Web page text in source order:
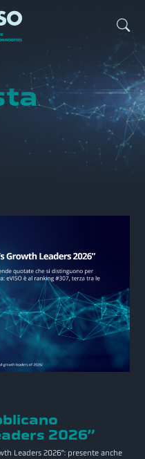
2026”
Leaders 2026”: presente anche